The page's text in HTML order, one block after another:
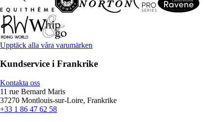
Upptäck alla våra varumärken
Kundservice i Frankrike
Kontakta oss
11 rue Bernard Maris
37270 Montlouis-sur-Loire, Frankrike
+33 1 86 47 62 58